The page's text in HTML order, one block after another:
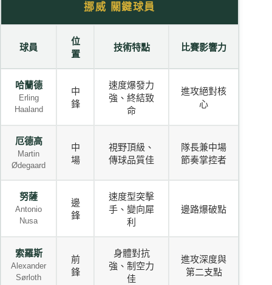
挪威 關鍵球員
球員
位
置
技術特點 比賽影響力
哈蘭德
Erling
Haaland
中
鋒
速度爆發力
強、終結致
命
進攻絕對核
心
厄德高
Martin
Ødegaard
中
場
視野頂級、
傳球品質佳
隊長兼中場
節奏掌控者
努薩
Antonio
Nusa
邊
鋒
速度型突擊
手、變向犀
利
邊路爆破點
索羅斯
Alexander
Sørloth
前
鋒
身體對抗
強、制空力
佳
進攻深度與
第二支點